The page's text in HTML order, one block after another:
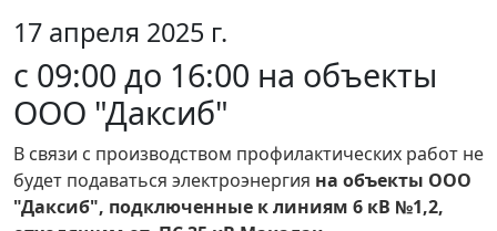
17 апреля 2025 г.
с 09:00 до 16:00 на объекты
ООО "Даксиб"
В связи с производством профилактических работ не
будет подаваться электроэнергия на объекты ООО
"Даксиб", подключенные к линиям 6 кВ №1,2,